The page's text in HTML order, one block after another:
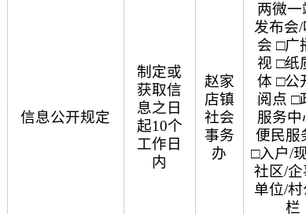
信息公开规定
制定或
获取信
息之日
起10个
工作日
内
赵家
店镇
社会
事务
办
两微一
发布会/
会 □广
视 □纸
体 □公
阅点 □
服务中
便民服
□入户/
社区/企
单位/村
栏